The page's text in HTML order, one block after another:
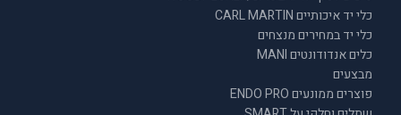
כלי יד איכותיים CARL MARTIN
כלי יד במחירים מנצחים
כלים אנדודונטים MANI
מבצעים
פוצרים ממונעים ENDO PRO